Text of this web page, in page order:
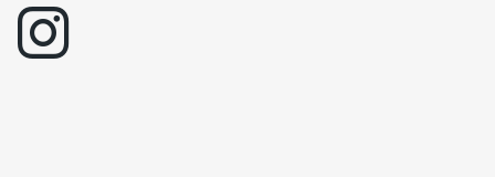
instagram